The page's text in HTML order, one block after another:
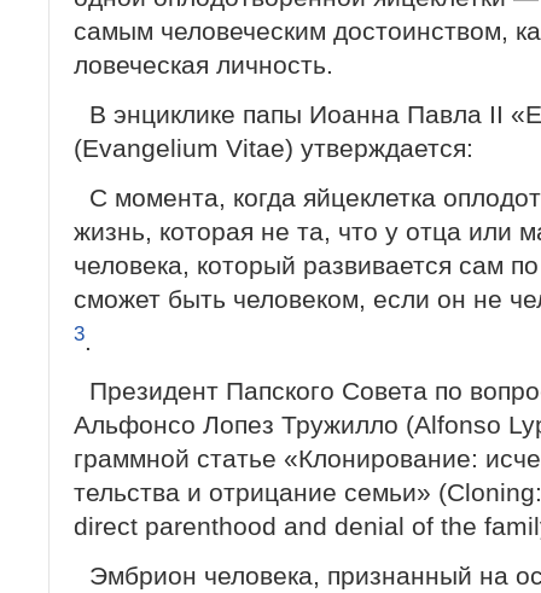
самым человеческим достоинством,
ловеческая личность.
В энциклике папы Иоанна Павла II
(Evangelium Vitae) утверждается:
С момента, когда яйцеклетка
жизнь, которая не та, что у отца или
человека, который развивается сам
сможет быть человеком, если он не
3.
Президент Папского Совета по
Альфонсо Лопез Тружилло (Alfonso
граммной статье «Клонирование:
тельства и отрицание семьи»
direct parenthood and denial of the
Эмбрион человека, признанный на